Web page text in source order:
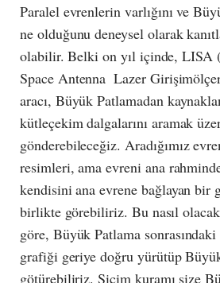
Paralel evrenlerin varlığını ve
ne olduğunu deneysel olarak
olabilir. Belki on yıl içinde, LISA
Space Antenna  Lazer
aracı, Büyük Patlamadan
kütleçekim dalgalarını aramak
gönderebileceğiz. Aradığımız
resimleri, ama evreni ana
kendisini ana evrene bağlayan bir
birlikte görebiliriz. Bu nasıl
göre, Büyük Patlama
grafiği geriye doğru yürütüp
götürebiliriz. Sicim kuramı size